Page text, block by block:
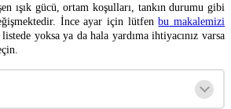
en ışık gücü ortam koşulları tankın durumu gibi
ğişmektedir. İnce ayar için lütfen bu makalemizi
listede yoksa ya da hala yardıma ihtiyacınız varsa
çin